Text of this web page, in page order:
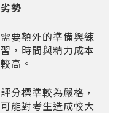
劣勢
需要額外的準備與練
習，時間與精力成本
較高。
評分標準較為嚴格，
可能對考生造成較大